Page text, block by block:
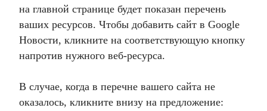
на главной странице будет показан перечень
ваших ресурсов. Чтобы добавить сайт в Google
Новости, кликните на соответствующую кнопку
напротив нужного веб-ресурса.
В случае, когда в перечне вашего сайта не
оказалось, кликните внизу на предложение: